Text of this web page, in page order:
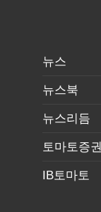
뉴스
뉴스북
뉴스리듬
토마토증
IB토마토